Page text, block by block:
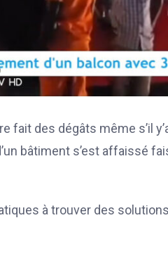
fait des dégâts même s’il
bâtiment s’est affaissé
à trouver des